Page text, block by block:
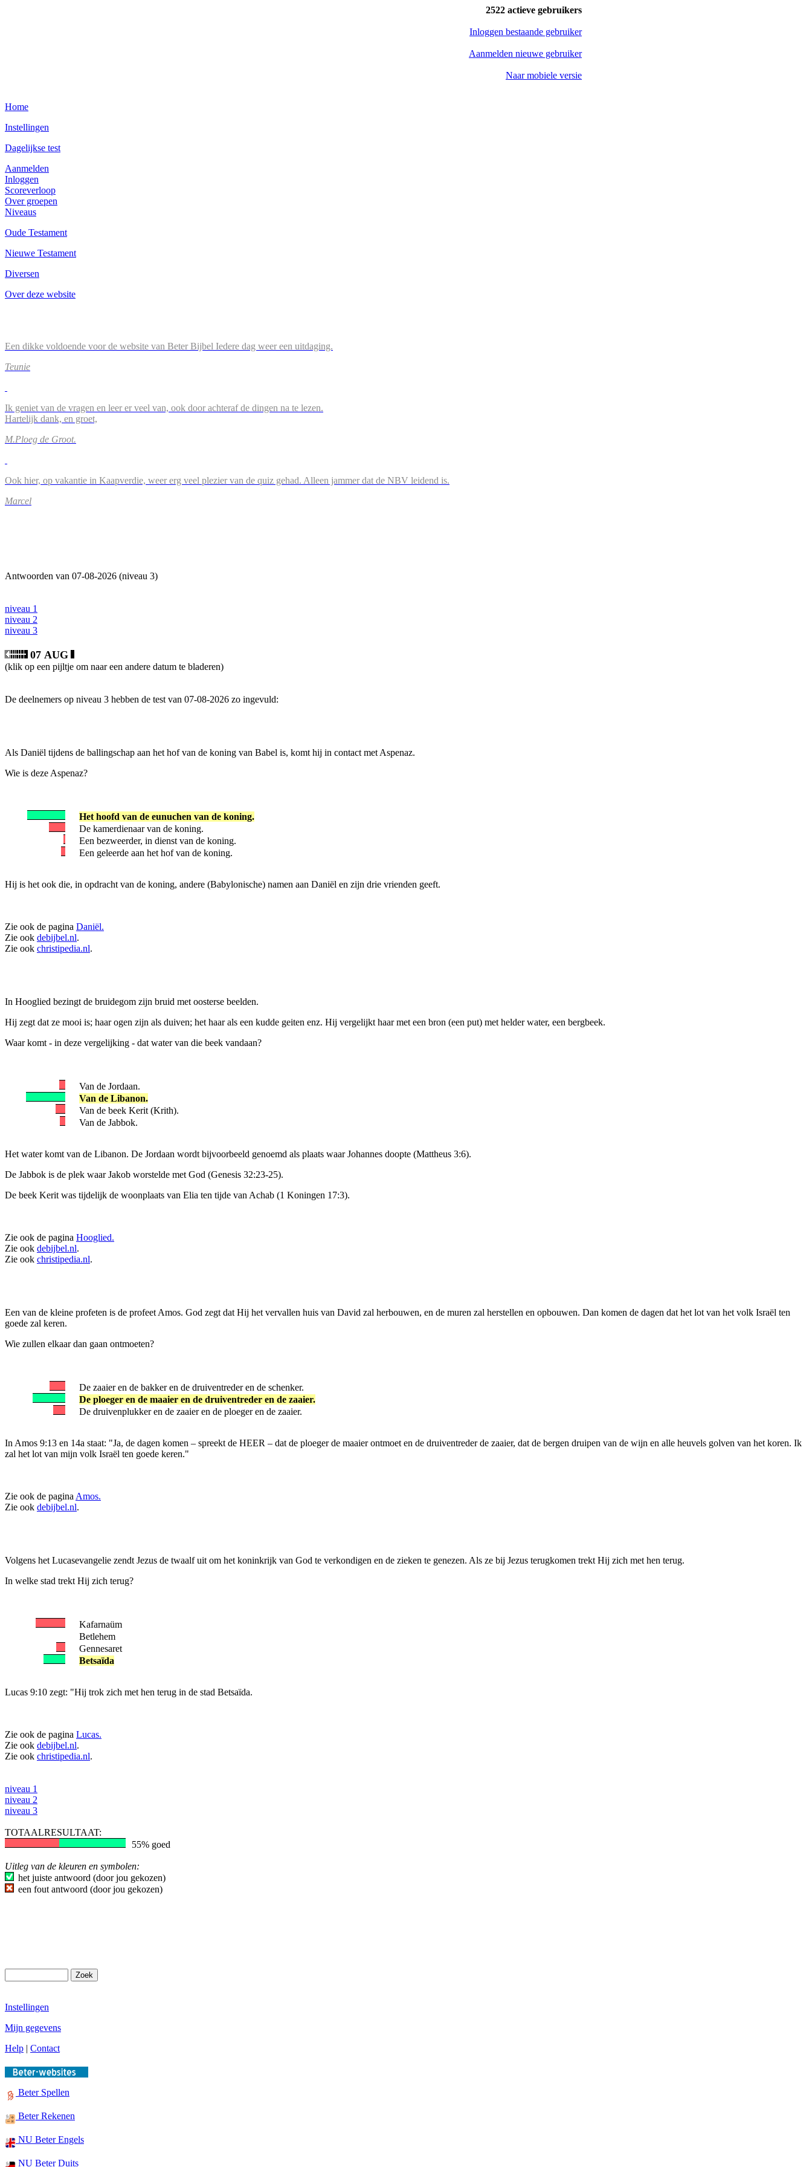
2522 actieve gebruikers
Inloggen bestaande gebruiker
Aanmelden nieuwe gebruiker
Naar mobiele versie
Home
Instellingen
Dagelijkse test
Aanmelden
Inloggen
Scoreverloop
Over groepen
Niveaus
Oude Testament
Nieuwe Testament
Diversen
Over deze website
Een dikke voldoende voor de website van Beter Bijbel Iedere dag weer een uitdaging.
Teunie
Ik geniet van de vragen en leer er veel van, ook door achteraf de dingen na te lezen.
Hartelijk dank, en groet,
M.Ploeg de Groot.
Ook hier, op vakantie in Kaapverdie, weer erg veel plezier van de quiz gehad. Alleen jammer dat de NBV leidend is.
Marcel
Antwoorden van 07-08-2026 (niveau 3)
niveau 1
niveau 2
niveau 3
07 AUG
(klik op een pijltje om naar een andere datum te bladeren)
De deelnemers op niveau 3 hebben de test van 07-08-2026 zo ingevuld:
Als Daniël tijdens de ballingschap aan het hof van de koning van Babel is, komt hij in contact met Aspenaz.
Wie is deze Aspenaz?
Het hoofd van de eunuchen van de koning.
De kamerdienaar van de koning.
Een bezweerder, in dienst van de koning.
Een geleerde aan het hof van de koning.
Hij is het ook die, in opdracht van de koning, andere (Babylonische) namen aan Daniël en zijn drie vrienden geeft.
Zie ook de pagina Daniël.
Zie ook debijbel.nl.
Zie ook christipedia.nl.
In Hooglied bezingt de bruidegom zijn bruid met oosterse beelden.
Hij zegt dat ze mooi is; haar ogen zijn als duiven; het haar als een kudde geiten enz. Hij vergelijkt haar met een bron (een put) met helder water, een bergbeek.
Waar komt - in deze vergelijking - dat water van die beek vandaan?
Van de Jordaan.
Van de Libanon.
Van de beek Kerit (Krith).
Van de Jabbok.
Het water komt van de Libanon. De Jordaan wordt bijvoorbeeld genoemd als plaats waar Johannes doopte (Mattheus 3:6).
De Jabbok is de plek waar Jakob worstelde met God (Genesis 32:23-25).
De beek Kerit was tijdelijk de woonplaats van Elia ten tijde van Achab (1 Koningen 17:3).
Zie ook de pagina Hooglied.
Zie ook debijbel.nl.
Zie ook christipedia.nl.
Een van de kleine profeten is de profeet Amos. God zegt dat Hij het vervallen huis van David zal herbouwen, en de muren zal herstellen en opbouwen. Dan komen de dagen dat het lot van het volk Israël ten
goede zal keren.
Wie zullen elkaar dan gaan ontmoeten?
De zaaier en de bakker en de druiventreder en de schenker.
De ploeger en de maaier en de druiventreder en de zaaier.
De druivenplukker en de zaaier en de ploeger en de zaaier.
In Amos 9:13 en 14a staat: "Ja, de dagen komen – spreekt de HEER – dat de ploeger de maaier ontmoet en de druiventreder de zaaier, dat de bergen druipen van de wijn en alle heuvels golven van het koren. Ik
zal het lot van mijn volk Israël ten goede keren."
Zie ook de pagina Amos.
Zie ook debijbel.nl.
Volgens het Lucasevangelie zendt Jezus de twaalf uit om het koninkrijk van God te verkondigen en de zieken te genezen. Als ze bij Jezus terugkomen trekt Hij zich met hen terug.
In welke stad trekt Hij zich terug?
Kafarnaüm
Betlehem
Gennesaret
Betsaïda
Lucas 9:10 zegt: "Hij trok zich met hen terug in de stad Betsaïda.
Zie ook de pagina Lucas.
Zie ook debijbel.nl.
Zie ook christipedia.nl.
niveau 1
niveau 2
niveau 3
TOTAALRESULTAAT:
55% goed
Uitleg van de kleuren en symbolen:
het juiste antwoord (door jou gekozen)
een fout antwoord (door jou gekozen)
Instellingen
Mijn gegevens
Help | Contact
Beter Spellen
Beter Rekenen
NU Beter Engels
NU Beter Duits